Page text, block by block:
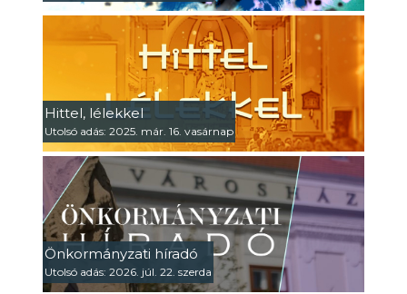
Hittel, lélekkel
Utolsó adás: 2025. már. 16. vasárnap
Önkormányzati híradó
Utolsó adás: 2026. júl. 22. szerda